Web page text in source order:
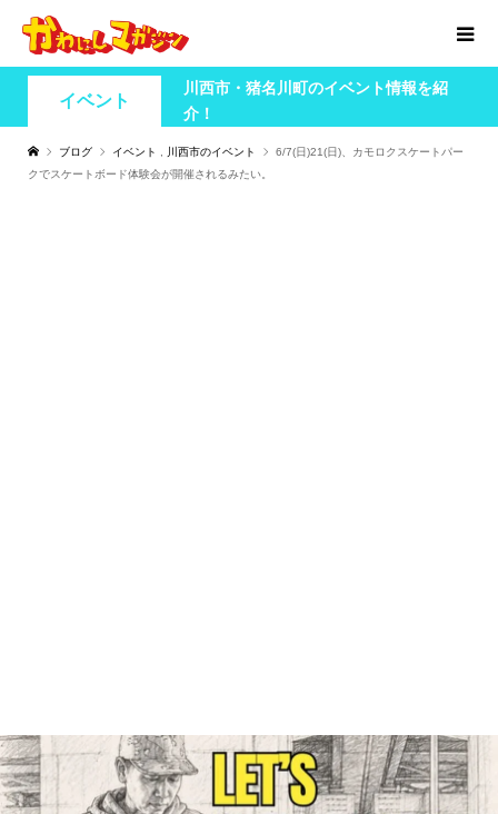
イベント
川西市・猪名川町のイベント情報を紹
介！
ブログ イベント 川西市のイベント
6/7(日)21(日)、カモロクスケートパー
クでスケートボード体験会が開催されるみたい。